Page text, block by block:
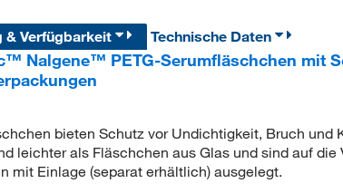
& Verfügbarkeit
Technische Daten
Nalgene™ PETG-Serumfläschchen mit
bieten Schutz vor Undichtigkeit, Bruch und
leichter als Fläschchen aus Glas und sind auf die
mit Einlage (separat erhältlich) ausgelegt.